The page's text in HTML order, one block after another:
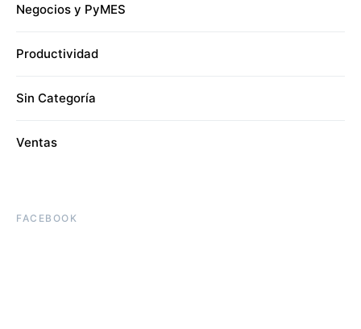
Negocios y PyMES
Productividad
Sin Categoría
Ventas
FACEBOOK